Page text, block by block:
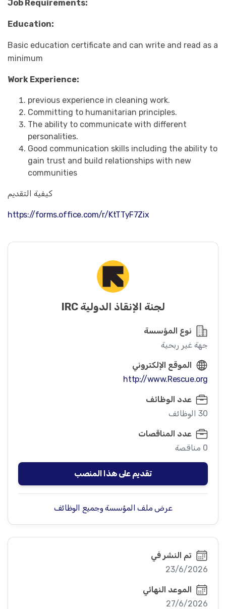
Job Requirements:
Education:
Basic education certificate and can write and read as a
minimum
Work Experience:
previous experience in cleaning work.
Committing to humanitarian principles.
The ability to communicate with different
personalities.
Good communication skills including the ability to
gain trust and build relationships with new
communities
كيفية التقديم
https://forms.office.com/r/KtTTyF7Zix
لجنة الإنقاذ الدولية IRC
نوع المؤسسة
جهة غير ربحية
الموقع الإلكتروني
http://www.Rescue.org
عدد الوظائف
30 الوظائف
عدد المناقصات
0 مناقصة
تقديم على هذا المنصب
عرض ملف المؤسسة وجميع الوظائف
تم النشر في
23/6/2026
الموعد النهائي
27/6/2026